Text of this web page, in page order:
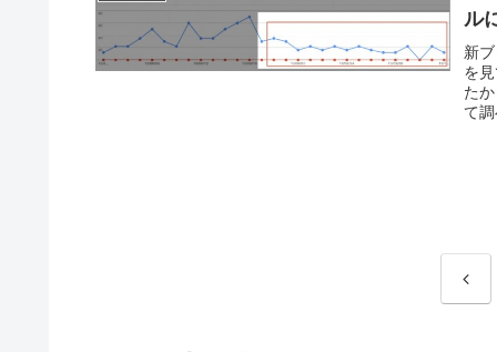
ル
新
を
た
て
前